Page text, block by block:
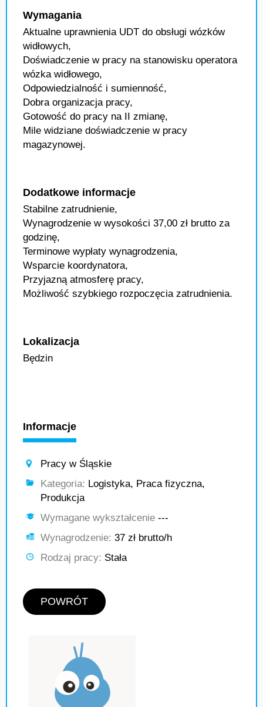
Wymagania
Aktualne uprawnienia UDT do obsługi wózków
widłowych,
Doświadczenie w pracy na stanowisku operatora
wózka widłowego,
Odpowiedzialność i sumienność,
Dobra organizacja pracy,
Gotowość do pracy na II zmianę,
Mile widziane doświadczenie w pracy
magazynowej.
Dodatkowe informacje
Stabilne zatrudnienie,
Wynagrodzenie w wysokości 37,00 zł brutto za
godzinę,
Terminowe wypłaty wynagrodzenia,
Wsparcie koordynatora,
Przyjazną atmosferę pracy,
Możliwość szybkiego rozpoczęcia zatrudnienia.
Lokalizacja
Będzin
Informacje
Pracy w Śląskie
Kategoria: Logistyka, Praca fizyczna,
Produkcja
Wymagane wykształcenie ---
Wynagrodzenie: 37 zł brutto/h
Rodzaj pracy: Stała
POWRÓT